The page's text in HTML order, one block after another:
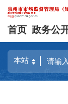
首页 政务公